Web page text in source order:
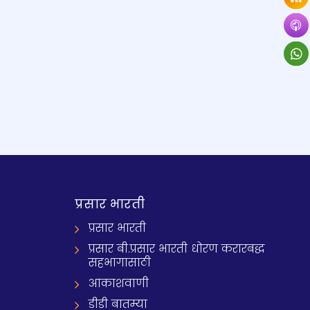
प्रसार भारती
प्रसार भारती
प्रसार बी.प्रसार भारती धोरण करारबद्ध
सहभागासाठी
आकाशवाणी
डीडी बातम्या